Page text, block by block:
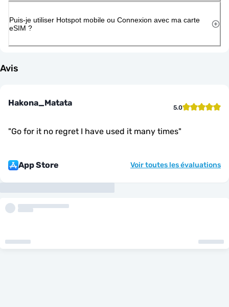
Puis-je utiliser Hotspot mobile ou Connexion avec ma carte
eSIM ?
Avis
Hakona_Matata 5.0
"Go for it no regret I have used it many times"
App Store Voir toutes les évaluations